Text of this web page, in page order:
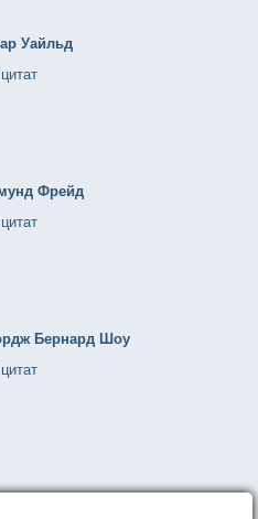
Уайльд
Фрейд
Бернард Шоу